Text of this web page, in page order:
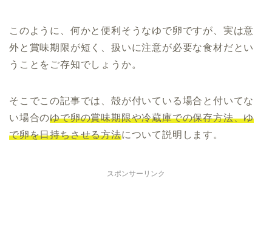
このように、何かと便利そうなゆで卵ですが、実は意
外と賞味期限が短く、扱いに注意が必要な食材だとい
うことをご存知でしょうか。
そこでこの記事では、殻が付いている場合と付いてな
い場合のゆで卵の賞味期限や冷蔵庫での保存方法、ゆ
で卵を日持ちさせる方法について説明します。
スポンサーリンク